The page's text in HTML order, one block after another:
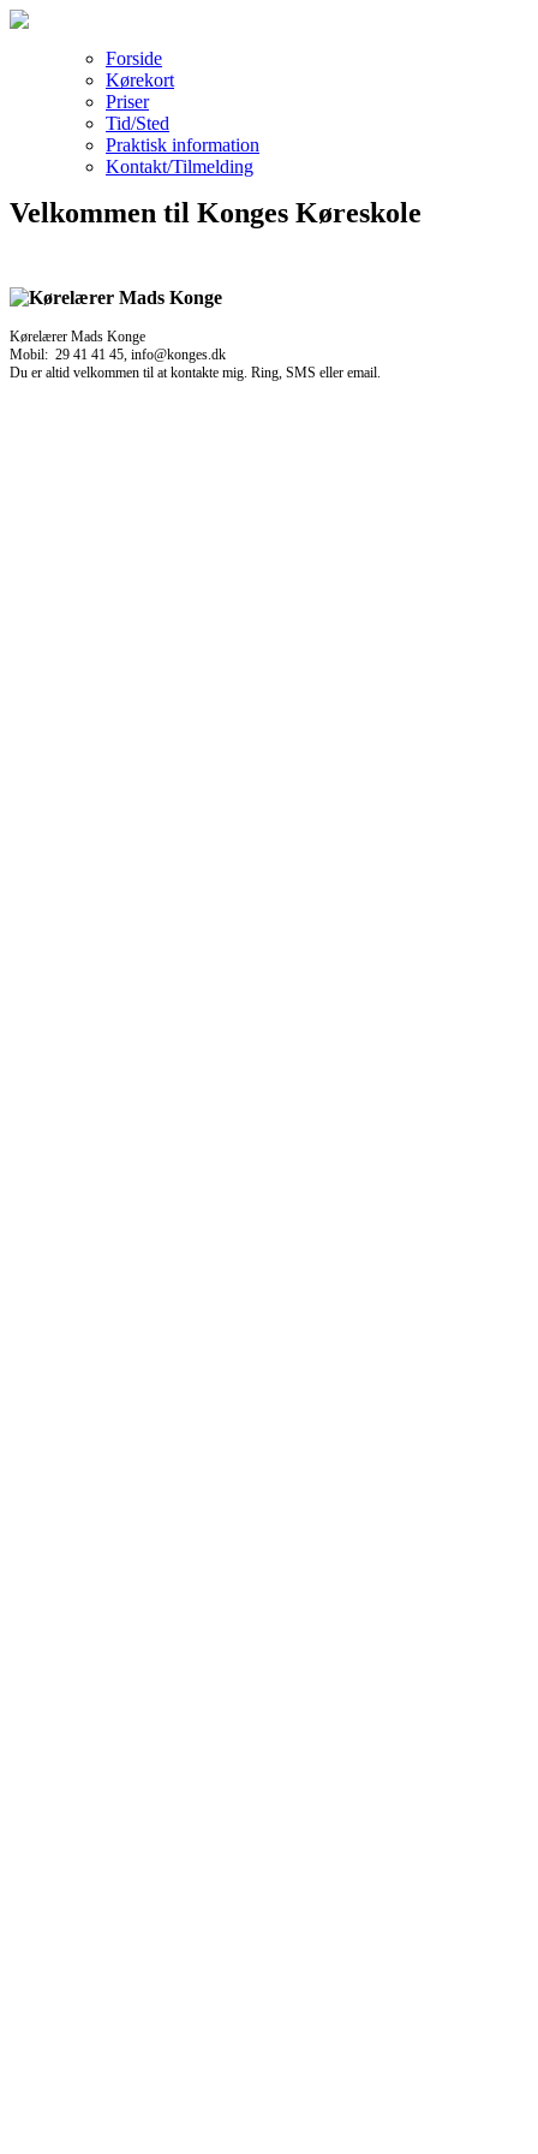
Forside
Kørekort
Priser
Tid/Sted
Praktisk information
Kontakt/Tilmelding
Velkommen til Konges Køreskole
Kørelærer Mads Konge
Mobil: 29 41 41 45, info@konges.dk
Du er altid velkommen til at kontakte mig. Ring, SMS eller email.